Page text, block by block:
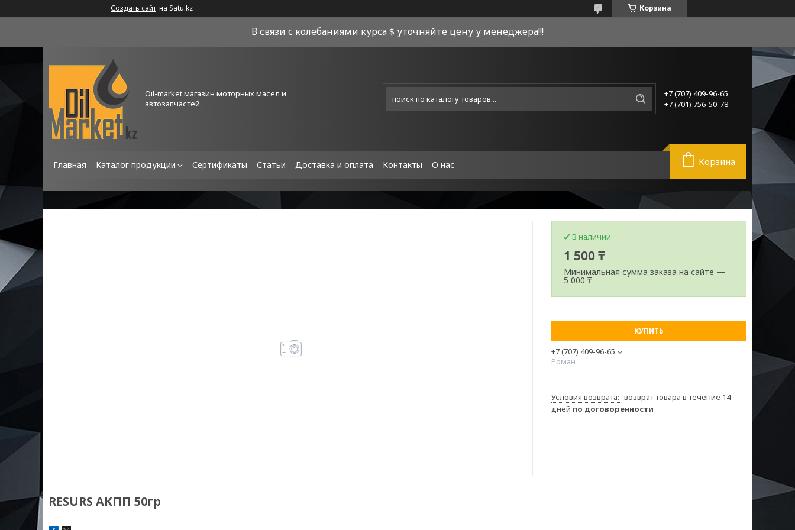
Создать сайт на Satu.kz Корзина
В связи с колебаниями курса $ уточняйте цену у менеджера!!!
Oil-market магазин моторных масел и
автозапчастей.
+7 (707) 409-96-65
+7 (701) 756-50-78
Главная Каталог продукции Сертификаты Статьи Доставка и оплата Контакты О нас Корзина
RESURS АКПП 50гр
В наличии
1 500 ₸
Минимальная сумма заказа на сайте —
5 000 ₸
КУПИТЬ
+7 (707) 409-96-65
Роман
возврат товара в течение 14
дней по договоренности